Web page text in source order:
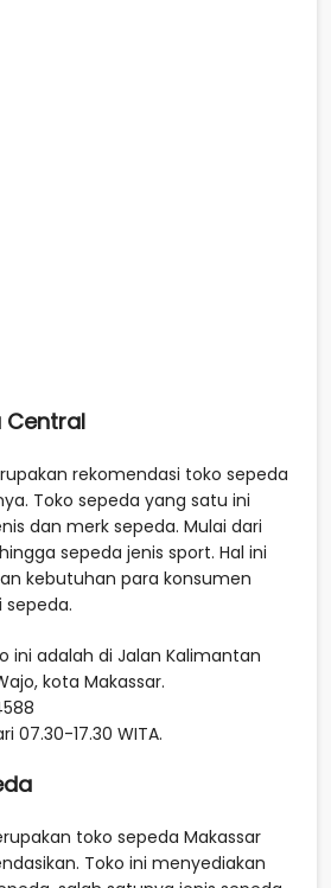
Central
rekomendasi toko sepeda
Toko sepeda yang satu ini
dan merk sepeda. Mulai dari
sepeda jenis sport. Hal ini
kebutuhan para konsumen
ini adalah di Jalan Kalimantan
kota Makassar.
07.30-17.30 WITA.
toko sepeda Makassar
Toko ini menyediakan